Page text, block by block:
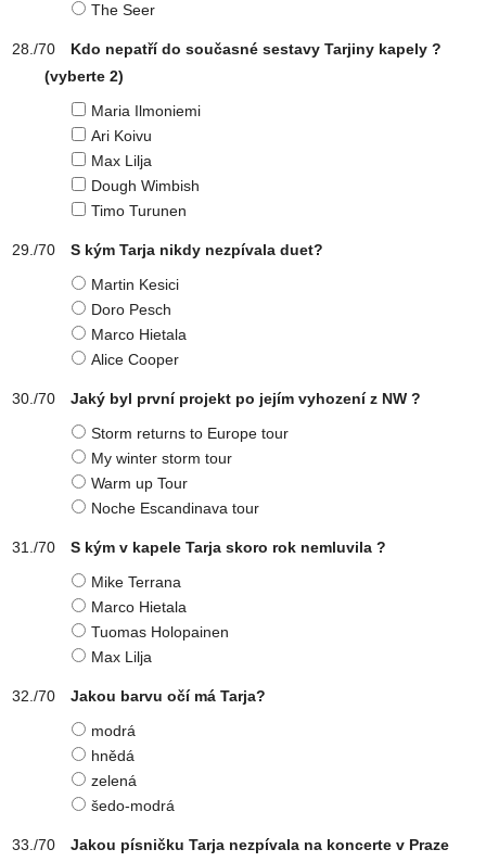
The Seer
Kdo nepatří do současné sestavy Tarjiny kapely ?
(vyberte 2)
Maria Ilmoniemi
Ari Koivu
Max Lilja
Dough Wimbish
Timo Turunen
S kým Tarja nikdy nezpívala duet?
Martin Kesici
Doro Pesch
Marco Hietala
Alice Cooper
Jaký byl první projekt po jejím vyhození z NW ?
Storm returns to Europe tour
My winter storm tour
Warm up Tour
Noche Escandinava tour
S kým v kapele Tarja skoro rok nemluvila ?
Mike Terrana
Marco Hietala
Tuomas Holopainen
Max Lilja
Jakou barvu očí má Tarja?
modrá
hnědá
zelená
šedo-modrá
Jakou písničku Tarja nezpívala na koncerte v Praze